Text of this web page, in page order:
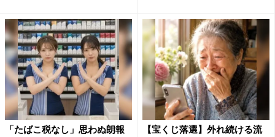
「たばこ税なし」思わぬ朗報
【宝くじ落選】外れ続ける流